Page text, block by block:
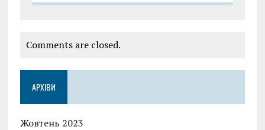
Comments are closed.
АРХІВИ
Жовтень 2023